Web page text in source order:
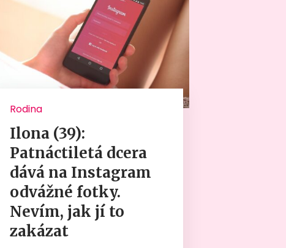
Rodina
Ilona (39):
Patnáctiletá dcera
dává na Instagram
odvážné fotky.
Nevím, jak jí to
zakázat